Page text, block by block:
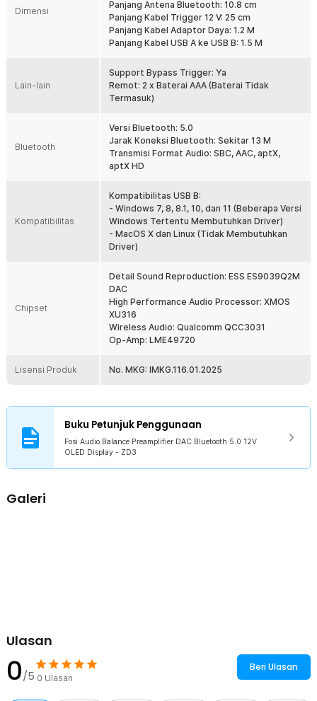
1 x Kabel USB A ke USB B
1 x Kabel Trigger 12 V
Dimensi
Panjang Antena Bluetooth: 10.8 cm
Panjang Kabel Trigger 12 V: 25 cm
Panjang Kabel Adaptor Daya: 1.2 M
Panjang Kabel USB A ke USB B: 1.5 M
Lain-lain
Support Bypass Trigger: Ya
Remot: 2 x Baterai AAA (Baterai Tidak
Termasuk)
Bluetooth
Versi Bluetooth: 5.0
Jarak Koneksi Bluetooth: Sekitar 13 M
Transmisi Format Audio: SBC, AAC, aptX,
aptX HD
Kompatibilitas
Kompatibilitas USB B:
- Windows 7, 8, 8.1, 10, dan 11 (Beberapa Versi
Windows Tertentu Membutuhkan Driver)
- MacOS X dan Linux (Tidak Membutuhkan
Driver)
Chipset
Detail Sound Reproduction: ESS ES9039Q2M
DAC
High Performance Audio Processor: XMOS
XU316
Wireless Audio: Qualcomm QCC3031
Op-Amp: LME49720
Lisensi Produk No. MKG: IMKG.116.01.2025
Buku Petunjuk Penggunaan
Fosi Audio Balance Preamplifier DAC Bluetooth 5.0 12V
OLED Display - ZD3
Galeri
Ulasan
0/5 0 Ulasan
Beri Ulasan